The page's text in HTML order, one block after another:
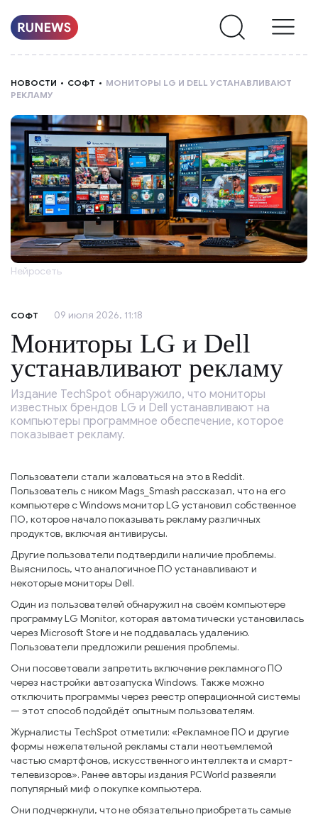
О
НАС
НОВОСТИ СОФТ
МОНИТОРЫ LG И DELL УСТАНАВЛИВАЮТ
РЕКЛАМУ
Нейросеть
СОФТ 09 июля 2026, 11:18
Мониторы LG и Dell
устанавливают рекламу
Издание TechSpot обнаружило, что мониторы
известных брендов LG и Dell устанавливают на
компьютеры программное обеспечение, которое
показывает рекламу.
Пользователи стали жаловаться на это в Reddit.
Пользователь с ником Mags_Smash рассказал, что на его
компьютере с Windows монитор LG установил собственное
ПО, которое начало показывать рекламу различных
продуктов, включая антивирусы.
Другие пользователи подтвердили наличие проблемы.
Выяснилось, что аналогичное ПО устанавливают и
некоторые мониторы Dell.
Один из пользователей обнаружил на своём компьютере
программу LG Monitor, которая автоматически установилась
через Microsoft Store и не поддавалась удалению.
Пользователи предложили решения проблемы.
Они посоветовали запретить включение рекламного ПО
через настройки автозапуска Windows. Также можно
отключить программы через реестр операционной системы
— этот способ подойдёт опытным пользователям.
Журналисты TechSpot отметили: «Рекламное ПО и другие
формы нежелательной рекламы стали неотъемлемой
частью смартфонов, искусственного интеллекта и смарт-
телевизоров». Ранее авторы издания PCWorld развеяли
популярный миф о покупке компьютера.
Они подчеркнули, что не обязательно приобретать самые